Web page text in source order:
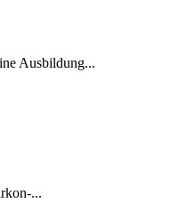
Ausbildung...
...